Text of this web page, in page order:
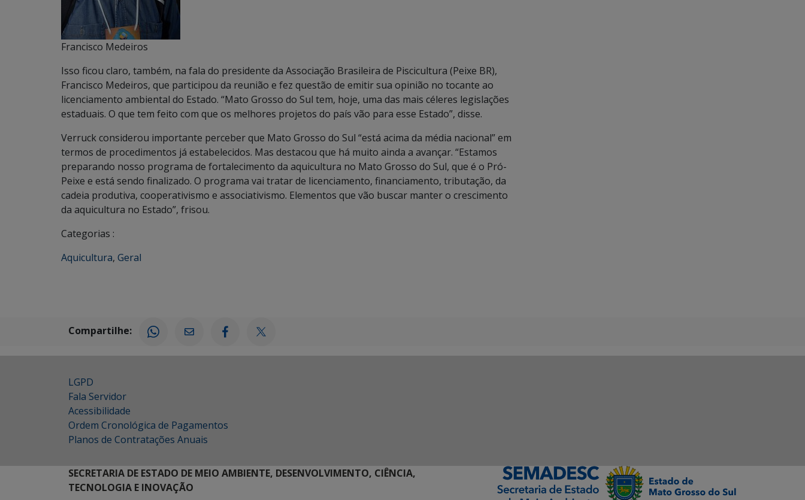
Francisco Medeiros
Isso ficou claro, também, na fala do presidente da Associação Brasileira de Piscicultura (Peixe BR),
Francisco Medeiros, que participou da reunião e fez questão de emitir sua opinião no tocante ao
licenciamento ambiental do Estado. “Mato Grosso do Sul tem, hoje, uma das mais céleres legislações
estaduais. O que tem feito com que os melhores projetos do país vão para esse Estado”, disse.
Verruck considerou importante perceber que Mato Grosso do Sul “está acima da média nacional” em
termos de procedimentos já estabelecidos. Mas destacou que há muito ainda a avançar. “Estamos
preparando nosso programa de fortalecimento da aquicultura no Mato Grosso do Sul, que é o Pró-
Peixe e está sendo finalizado. O programa vai tratar de licenciamento, financiamento, tributação, da
cadeia produtiva, cooperativismo e associativismo. Elementos que vão buscar manter o crescimento
da aquicultura no Estado”, frisou.
Categorias :
Aquicultura, Geral
Compartilhe:
LGPD
Fala Servidor
Acessibilidade
Ordem Cronológica de Pagamentos
Planos de Contratações Anuais
SECRETARIA DE ESTADO DE MEIO AMBIENTE, DESENVOLVIMENTO, CIÊNCIA,
TECNOLOGIA E INOVAÇÃO